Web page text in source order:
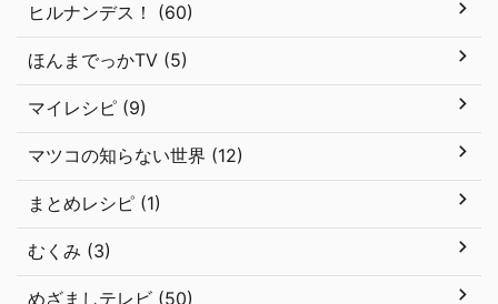
ヒルナンデス！ (60)
ほんまでっかTV (5)
マイレシピ (9)
マツコの知らない世界 (12)
まとめレシピ (1)
むくみ (3)
めざましテレビ (50)